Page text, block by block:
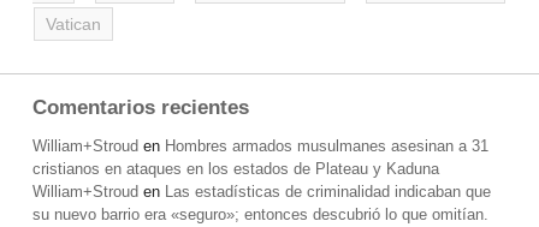
Vatican
Comentarios recientes
William+Stroud en Hombres armados musulmanes asesinan a 31
cristianos en ataques en los estados de Plateau y Kaduna
William+Stroud en Las estadísticas de criminalidad indicaban que
su nuevo barrio era «seguro»; entonces descubrió lo que omitían.